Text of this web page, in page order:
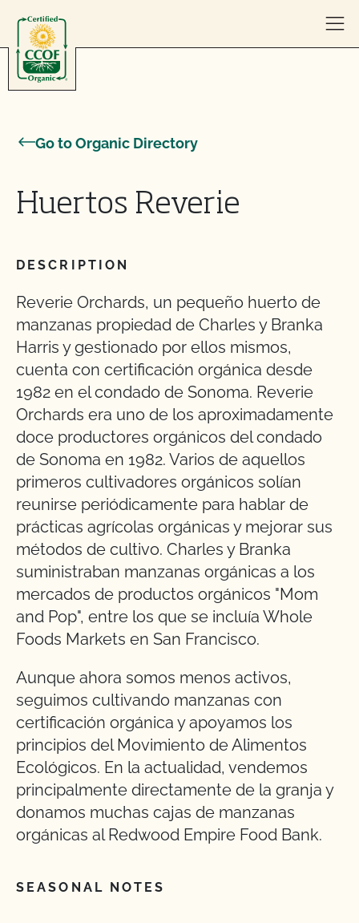
Go to Organic Directory
Huertos Reverie
DESCRIPTION
Reverie Orchards, un pequeño huerto de
manzanas propiedad de Charles y Branka
Harris y gestionado por ellos mismos,
cuenta con certificación orgánica desde
1982 en el condado de Sonoma. Reverie
Orchards era uno de los aproximadamente
doce productores orgánicos del condado
de Sonoma en 1982. Varios de aquellos
primeros cultivadores orgánicos solían
reunirse periódicamente para hablar de
prácticas agrícolas orgánicas y mejorar sus
métodos de cultivo. Charles y Branka
suministraban manzanas orgánicas a los
mercados de productos orgánicos "Mom
and Pop", entre los que se incluía Whole
Foods Markets en San Francisco.
Aunque ahora somos menos activos,
seguimos cultivando manzanas con
certificación orgánica y apoyamos los
principios del Movimiento de Alimentos
Ecológicos. En la actualidad, vendemos
principalmente directamente de la granja y
donamos muchas cajas de manzanas
orgánicas al Redwood Empire Food Bank.
SEASONAL NOTES